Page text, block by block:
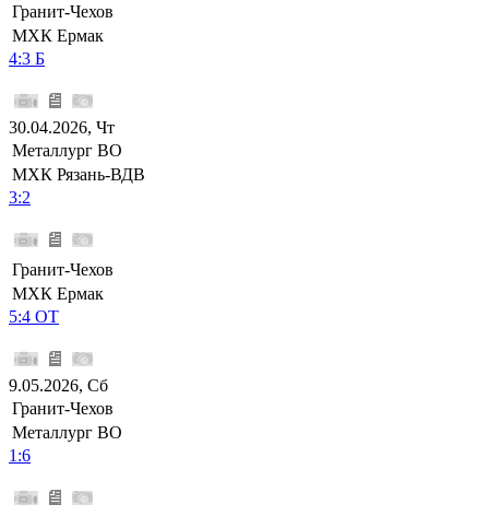
Гранит-Чехов
МХК Ермак
4:3 Б
30.04.2026, Чт
Металлург ВО
МХК Рязань-ВДВ
3:2
Гранит-Чехов
МХК Ермак
5:4 ОТ
9.05.2026, Сб
Гранит-Чехов
Металлург ВО
1:6